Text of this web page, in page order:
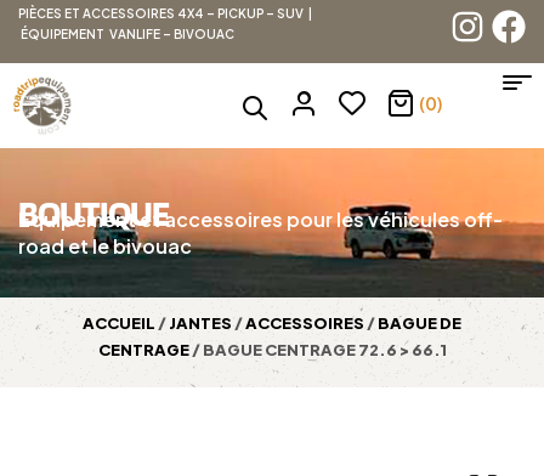
PIÈCES ET ACCESSOIRES 4X4 – PICKUP – SUV |
ÉQUIPEMENT VANLIFE – BIVOUAC
(0)
BOUTIQUE
Équipement et accessoires pour les véhicules off-
road et le bivouac
ACCUEIL /JANTES /ACCESSOIRES /BAGUE DE
CENTRAGE/ BAGUE CENTRAGE 72.6 > 66.1